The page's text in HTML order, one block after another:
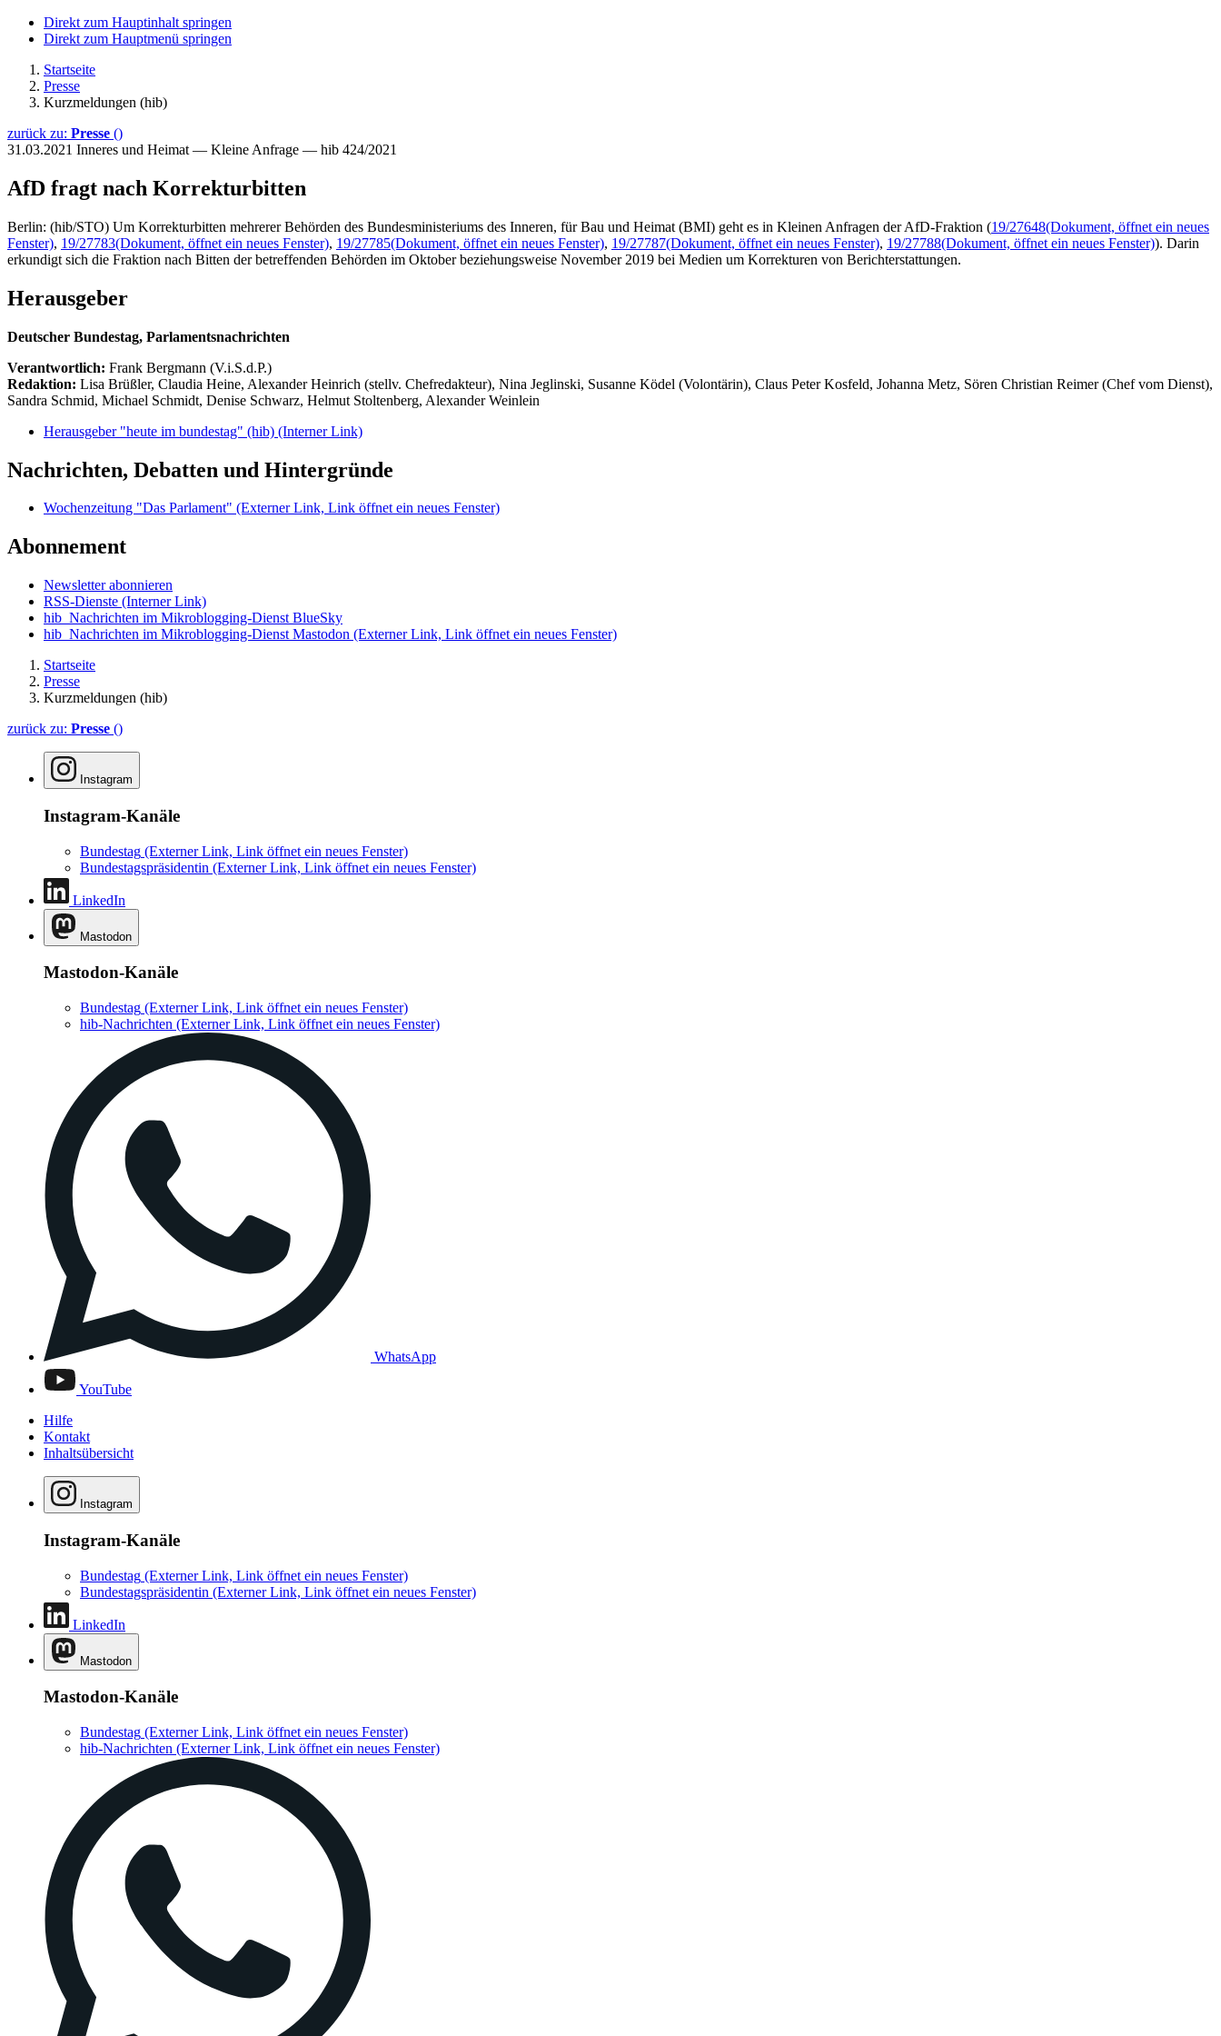
Direkt zum Hauptinhalt springen
Direkt zum Hauptmenü springen
Startseite
Presse
Kurzmeldungen (hib)
zurück zu: Presse ()
31.03.2021 Inneres und Heimat — Kleine Anfrage — hib 424/2021
AfD fragt nach Korrekturbitten
Berlin: (hib/STO) Um Korrekturbitten mehrerer Behörden des Bundesministeriums des Inneren, für Bau und Heimat (BMI) geht es in Kleinen Anfragen der AfD-Fraktion (19/27648(Dokument, öffnet ein neues
Fenster), 19/27783(Dokument, öffnet ein neues Fenster), 19/27785(Dokument, öffnet ein neues Fenster), 19/27787(Dokument, öffnet ein neues Fenster), 19/27788(Dokument, öffnet ein neues Fenster)). Darin
erkundigt sich die Fraktion nach Bitten der betreffenden Behörden im Oktober beziehungsweise November 2019 bei Medien um Korrekturen von Berichterstattungen.
Herausgeber
Deutscher Bundestag, Parlamentsnachrichten
Verantwortlich: Frank Bergmann (V.i.S.d.P.)
Redaktion: Lisa Brüßler, Claudia Heine, Alexander Heinrich (stellv. Chefredakteur), Nina Jeglinski, Susanne Ködel (Volontärin), Claus Peter Kosfeld, Johanna Metz, Sören Christian Reimer (Chef vom Dienst),
Sandra Schmid, Michael Schmidt, Denise Schwarz, Helmut Stoltenberg, Alexander Weinlein
Herausgeber "heute im bundestag" (hib) (Interner Link)
Nachrichten, Debatten und Hintergründe
Wochenzeitung "Das Parlament" (Externer Link, Link öffnet ein neues Fenster)
Abonnement
Newsletter abonnieren
RSS-Dienste (Interner Link)
hib_Nachrichten im Mikroblogging-Dienst BlueSky
hib_Nachrichten im Mikroblogging-Dienst Mastodon (Externer Link, Link öffnet ein neues Fenster)
Startseite
Presse
Kurzmeldungen (hib)
zurück zu: Presse ()
Instagram
Instagram-Kanäle
Bundestag (Externer Link, Link öffnet ein neues Fenster)
Bundestagspräsidentin (Externer Link, Link öffnet ein neues Fenster)
LinkedIn
Mastodon
Mastodon-Kanäle
Bundestag (Externer Link, Link öffnet ein neues Fenster)
hib-Nachrichten (Externer Link, Link öffnet ein neues Fenster)
WhatsApp
YouTube
Hilfe
Kontakt
Inhaltsübersicht
Instagram
Instagram-Kanäle
Bundestag (Externer Link, Link öffnet ein neues Fenster)
Bundestagspräsidentin (Externer Link, Link öffnet ein neues Fenster)
LinkedIn
Mastodon
Mastodon-Kanäle
Bundestag (Externer Link, Link öffnet ein neues Fenster)
hib-Nachrichten (Externer Link, Link öffnet ein neues Fenster)